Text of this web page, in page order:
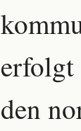
erfolgt
den